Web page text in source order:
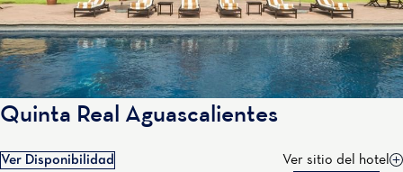
Quinta Real Aguascalientes
Ver Disponibilidad Ver sitio del hotel